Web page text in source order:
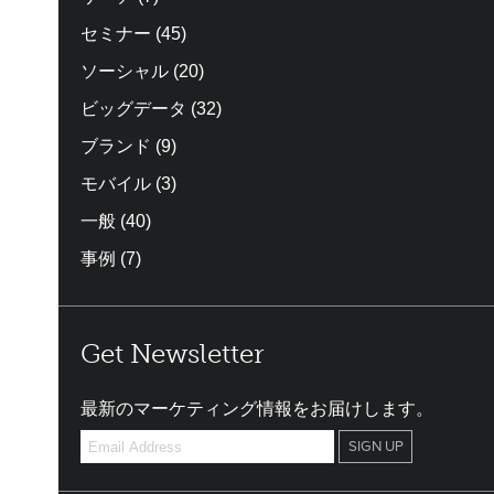
セミナー (45)
ソーシャル (20)
ビッグデータ (32)
ブランド (9)
モバイル (3)
一般 (40)
事例 (7)
Get Newsletter
最新のマーケティング情報をお届けします。